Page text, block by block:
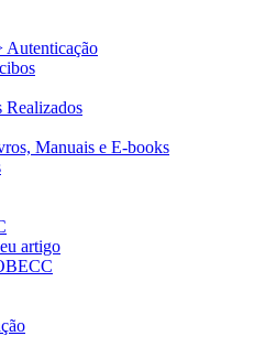
Autenticação
Realizados
Manuais e E-books
artigo